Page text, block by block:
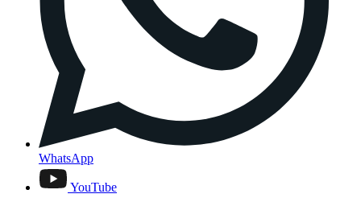
WhatsApp
YouTube